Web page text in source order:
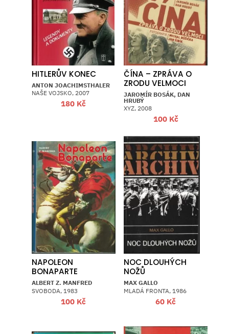
HITLERŮV KONEC
ANTON JOACHIMSTHALER
NAŠE VOJSKO, 2007
180 Kč
ČÍNA – ZPRÁVA O
ZRODU VELMOCI
JAROMÍR BOSÁK, DAN
HRUBÝ
XYZ, 2008
100 Kč
NAPOLEON
BONAPARTE
ALBERT Z. MANFRED
SVOBODA, 1983
100 Kč
NOC DLOUHÝCH
NOŽŮ
MAX GALLO
MLADÁ FRONTA, 1986
60 Kč